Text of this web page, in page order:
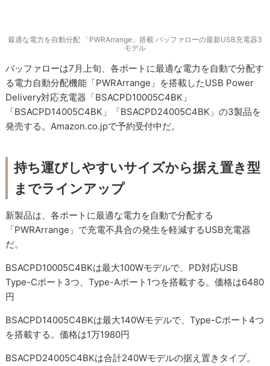
最適な電力を自動分配 「PWRArrange」搭載 バッファローの最新USB充電器3
モデル
バッファローは7月上旬、各ポートに最適な電力を自動で分配す
る電力自動分配機能「PWRArrange」を搭載したUSB Power
Delivery対応充電器「BSACPD10005C4BK」
「BSACPD14005C4BK」「BSACPD24005C4BK」の3製品を
発売する。Amazon.co.jpで予約受付中だ。
持ち運びしやすいサイズから据え置き型
までラインアップ
新製品は、各ポートに最適な電力を自動で分配する
「PWRArrange」で充電不具合の発生を軽減するUSB充電器
だ。
BSACPD10005C4BKは最大100Wモデルで、PD対応USB
Type-Cポート3つ、Type-Aポート1つを搭載する。価格は6480
円
BSACPD14005C4BKは最大140Wモデルで、Type-Cポート4つ
を搭載する。価格は1万1980円
BSACPD24005C4BKは合計240Wモデルの据え置きタイプ。